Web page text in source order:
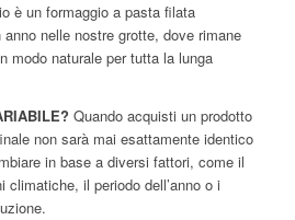
è un formaggio a pasta filata
nelle nostre grotte, dove rimane
modo naturale per tutta la lunga
Quando acquisti un prodotto
non sarà mai esattamente identico
in base a diversi fattori, come il
il periodo dell’anno o i